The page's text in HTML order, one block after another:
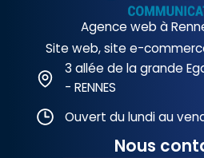
Agence web à
Site web, site e-
3 allée de la grande
- RENNES
Ouvert du lundi au
Nous